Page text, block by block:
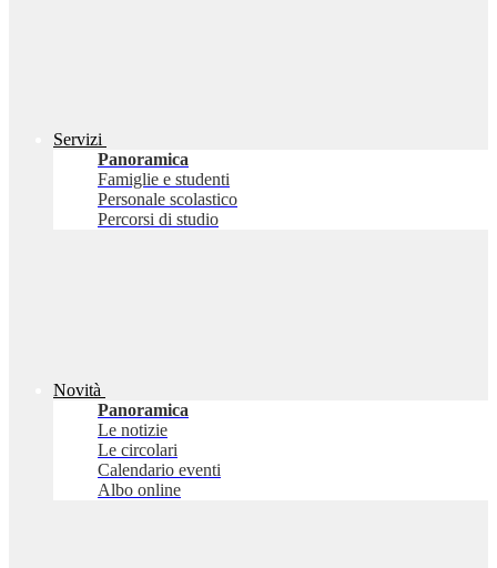
Servizi
Panoramica
Famiglie e studenti
Personale scolastico
Percorsi di studio
Novità
Panoramica
Le notizie
Le circolari
Calendario eventi
Albo online